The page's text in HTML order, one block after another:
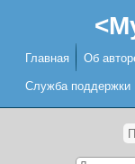
Главная Об
Служба поддержки